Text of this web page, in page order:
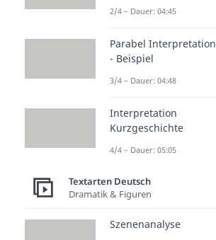
2/4 – Dauer: 04:45
Parabel Interpretation
- Beispiel
3/4 – Dauer: 04:48
Interpretation
Kurzgeschichte
4/4 – Dauer: 05:05
Textarten Deutsch
Dramatik & Figuren
Szenenanalyse